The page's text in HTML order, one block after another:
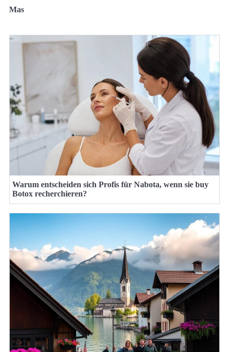
Mas
Warum entscheiden sich Profis für Nabota, wenn sie buy
Botox recherchieren?